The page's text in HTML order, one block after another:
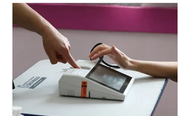
medicamento carbotegravir, que
impede a replicação do vírus de forma
prolongada e pode ser tomado a cada
dois meses. O pedido de inclusão vai
ser encaminhado pelo Ministério da
Saúde à Comissão Nacional de
Incorporação de Novas Tecnologias no
SUS (Conitec) na semana que vem. A